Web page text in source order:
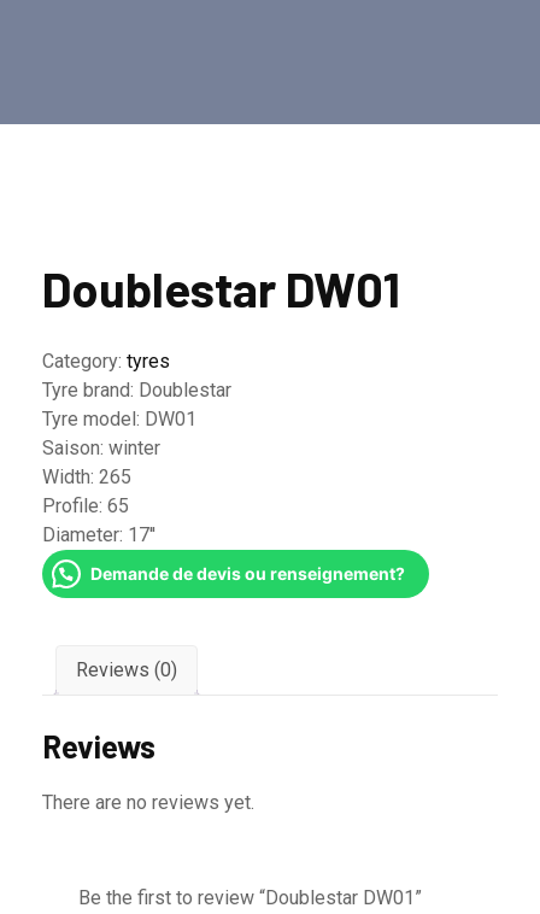
Doublestar DW01
Category: tyres
Tyre brand: Doublestar
Tyre model: DW01
Saison: winter
Width: 265
Profile: 65
Diameter: 17''
Demande de devis ou renseignement?
Reviews (0)
Reviews
There are no reviews yet.
Be the first to review “Doublestar DW01”